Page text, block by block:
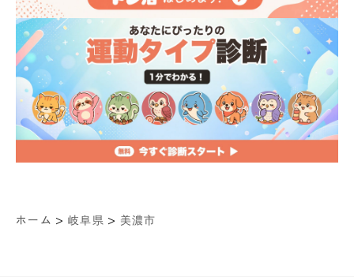
ホーム > 岐阜県 > 美濃市